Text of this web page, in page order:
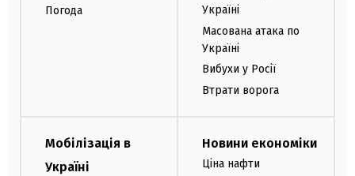
Погода
Україні
Масована атака по
Україні
Вибухи у Росії
Втрати ворога
Мобілізація в
Україні
Новини економіки
Ціна нафти